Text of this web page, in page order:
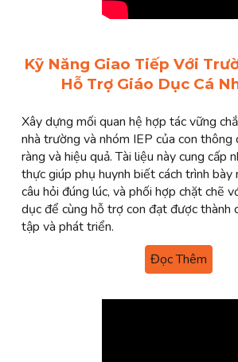
Kỹ Năng Giao Tiếp Với
Hỗ Trợ Giáo Dục Cá
Xây dựng mối quan hệ hợp tác vững
nhà trường và nhóm IEP của con thông
ràng và hiệu quả. Tài liệu này cung cấp
thực giúp phụ huynh biết cách trình
câu hỏi đúng lúc, và phối hợp chặt chẽ
dục để cùng hỗ trợ con đạt được thành
tập và phát triển.
Đọc Thêm